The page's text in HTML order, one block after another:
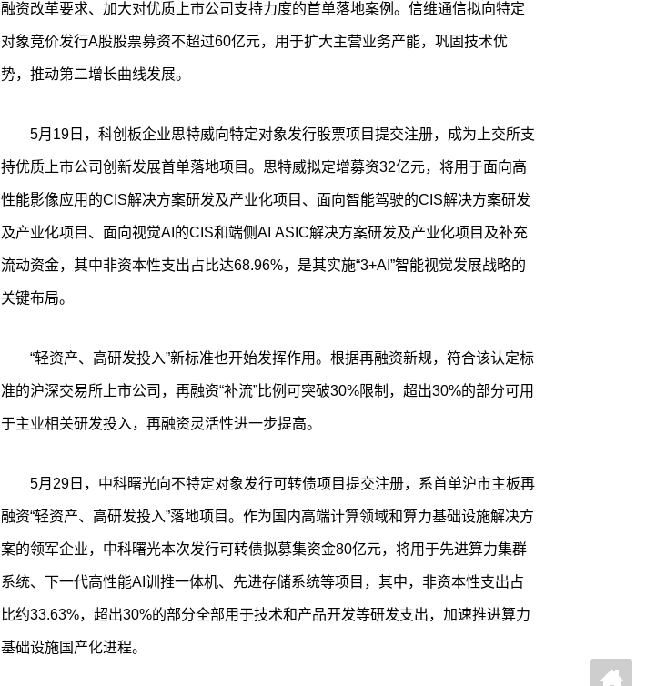
融资改革要求、加大对优质上市公司支持力度的首单落地案例。信维通信拟向特定
对象竞价发行A股股票募资不超过60亿元，用于扩大主营业务产能，巩固技术优
势，推动第二增长曲线发展。
5月19日，科创板企业思特威向特定对象发行股票项目提交注册，成为上交所支
持优质上市公司创新发展首单落地项目。思特威拟定增募资32亿元，将用于面向高
性能影像应用的CIS解决方案研发及产业化项目、面向智能驾驶的CIS解决方案研发
及产业化项目、面向视觉AI的CIS和端侧AI ASIC解决方案研发及产业化项目及补充
流动资金，其中非资本性支出占比达68.96%，是其实施“3+AI”智能视觉发展战略的
关键布局。
“轻资产、高研发投入”新标准也开始发挥作用。根据再融资新规，符合该认定标
准的沪深交易所上市公司，再融资“补流”比例可突破30%限制，超出30%的部分可用
于主业相关研发投入，再融资灵活性进一步提高。
5月29日，中科曙光向不特定对象发行可转债项目提交注册，系首单沪市主板再
融资“轻资产、高研发投入”落地项目。作为国内高端计算领域和算力基础设施解决方
案的领军企业，中科曙光本次发行可转债拟募集资金80亿元，将用于先进算力集群
系统、下一代高性能AI训推一体机、先进存储系统等项目，其中，非资本性支出占
比约33.63%，超出30%的部分全部用于技术和产品开发等研发支出，加速推进算力
基础设施国产化进程。